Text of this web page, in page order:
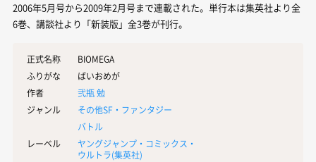
2006年5月号から2009年2月号まで連載された。単行本は集英社より全
6巻、講談社より「新装版」全3巻が刊行。
正式名称
BIOMEGA
ふりがな
ばいおめが
作者
弐瓶 勉
ジャンル
その他SF・ファンタジー
バトル
レーベル
ヤングジャンプ・コミックス・
ウルトラ(集英社)